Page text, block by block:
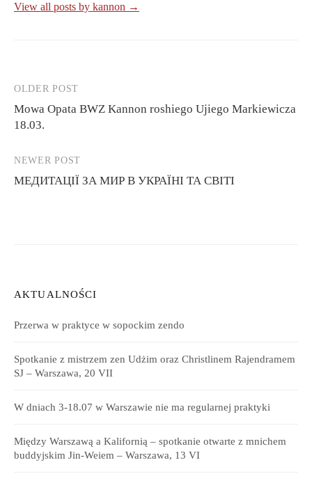
View all posts by kannon →
Post
navigation
OLDER POST
Mowa Opata BWZ Kannon roshiego Ujiego Markiewicza
18.03.
NEWER POST
МЕДИТАЦІЇ ЗА МИР В УКРАЇНІ ТА СВІТІ
AKTUALNOŚCI
Przerwa w praktyce w sopockim zendo
Spotkanie z mistrzem zen Udżim oraz Christlinem Rajendramem
SJ – Warszawa, 20 VII
W dniach 3-18.07 w Warszawie nie ma regularnej praktyki
Między Warszawą a Kalifornią – spotkanie otwarte z mnichem
buddyjskim Jin-Weiem – Warszawa, 13 VI